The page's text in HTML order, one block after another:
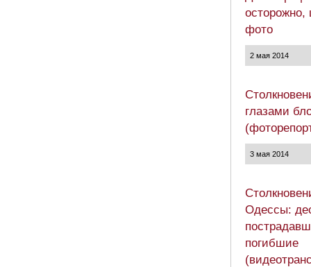
фото
2 мая 2014
глазами
3 мая 2014
Одессы:
погибшие